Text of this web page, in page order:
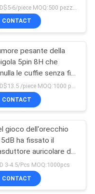
di
sport
con il caso di
CONTACT
pesante della
5pin 8H che
le cuffie senza fili
USD$13.5 /piece MOQ:1000 pezzi per oggetti
CONTACT
gioco dell'orecchio
ha fissato il
auricolare di
con Mic Stereo
3-4.5/Pcs MOQ:1000pcs
CONTACT